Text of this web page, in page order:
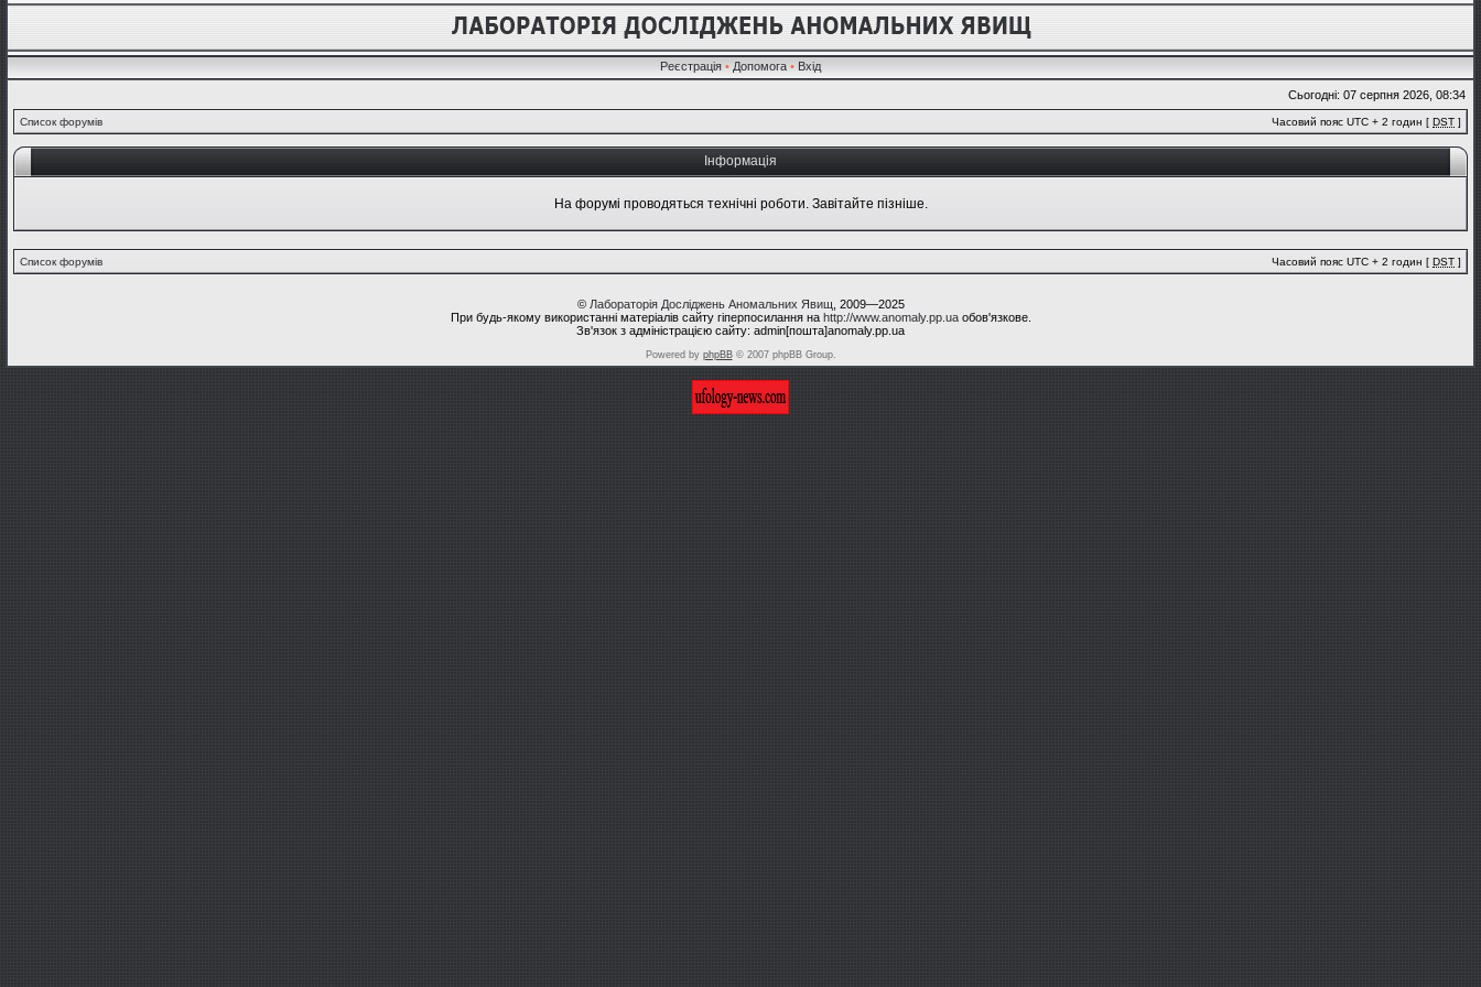
Реєстрація • Допомога • Вхід
Сьогодні: 07 серпня 2026, 08:34
Список форумів Часовий пояс UTC + 2 годин [ DST ]
Інформація
На форумі проводяться технічні роботи. Завітайте пізніше.
Список форумів Часовий пояс UTC + 2 годин [ DST ]
© Лабораторія Досліджень Аномальних Явищ , 2009—2025
При будь-якому використанні матеріалів сайту гіперпосилання на http://www.anomaly.pp.uaобов'язкове.
Зв'язок з адміністрацією сайту: admin[пошта]anomaly.pp.ua
Powered by phpBB© 2007 phpBB Group.